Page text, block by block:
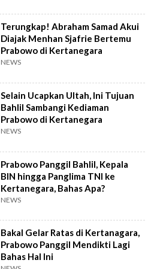
Terungkap! Abraham Samad Akui
Diajak Menhan Sjafrie Bertemu
Prabowo di Kertanegara
NEWS
Selain Ucapkan Ultah, Ini Tujuan
Bahlil Sambangi Kediaman
Prabowo di Kertanegara
NEWS
Prabowo Panggil Bahlil, Kepala
BIN hingga Panglima TNI ke
Kertanegara, Bahas Apa?
NEWS
Bakal Gelar Ratas di Kertanagara,
Prabowo Panggil Mendikti Lagi
Bahas Hal Ini